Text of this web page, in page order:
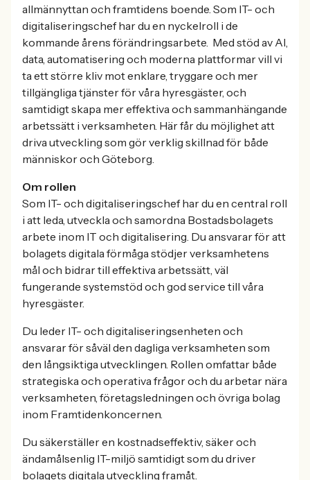
allmännyttan och framtidens boende. Som IT- och
digitaliseringschef har du en nyckelroll i de
kommande årens förändringsarbete. Med stöd av AI,
data, automatisering och moderna plattformar vill vi
ta ett större kliv mot enklare, tryggare och mer
tillgängliga tjänster för våra hyresgäster, och
samtidigt skapa mer effektiva och sammanhängande
arbetssätt i verksamheten. Här får du möjlighet att
driva utveckling som gör verklig skillnad för både
människor och Göteborg.
Om rollen
Som IT- och digitaliseringschef har du en central roll
i att leda, utveckla och samordna Bostadsbolagets
arbete inom IT och digitalisering. Du ansvarar för att
bolagets digitala förmåga stödjer verksamhetens
mål och bidrar till effektiva arbetssätt, väl
fungerande systemstöd och god service till våra
hyresgäster.
Du leder IT- och digitaliseringsenheten och
ansvarar för såväl den dagliga verksamheten som
den långsiktiga utvecklingen. Rollen omfattar både
strategiska och operativa frågor och du arbetar nära
verksamheten, företagsledningen och övriga bolag
inom Framtidenkoncernen.
Du säkerställer en kostnadseffektiv, säker och
ändamålsenlig IT-miljö samtidigt som du driver
bolagets digitala utveckling framåt.